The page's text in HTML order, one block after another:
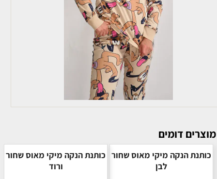
מוצרים דומים
כותנת הנקה מיקי מאוס שחור
לבן
כותנת הנקה מיקי מאוס שחור
ורוד